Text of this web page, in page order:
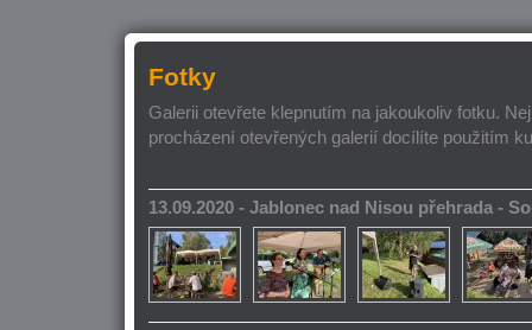
Fotky
Galerii otevřete klepnutím na jakoukoliv fotku.
procházení otevřených galerií docílíte použitím
13.09.2020 - Jablonec nad Nisou přehrada -